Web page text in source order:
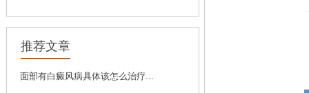
推荐文章
面部有白癜风病具体该怎么治疗...